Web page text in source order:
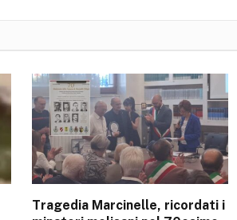
Tragedia Marcinelle, ricordati i